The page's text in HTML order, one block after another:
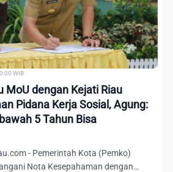
WIB
MoU dengan Kejati Riau
Pidana Kerja Sosial, Agung:
5 Tahun Bisa
- Pemerintah Kota (Pemko)
Nota Kesepahaman dengan